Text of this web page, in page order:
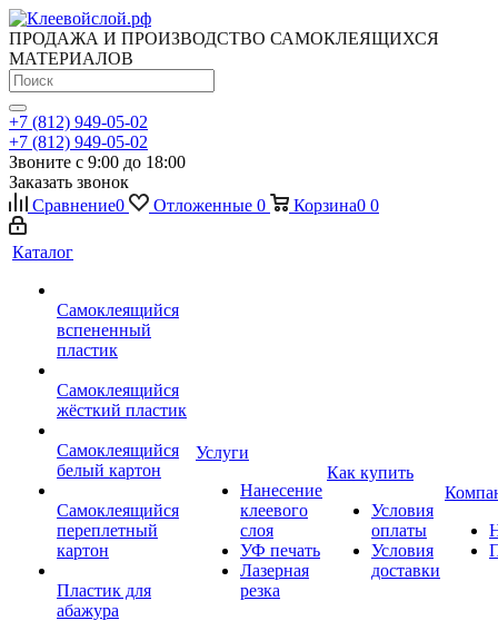
ПРОДАЖА И ПРОИЗВОДСТВО САМОКЛЕЯЩИХСЯ
МАТЕРИАЛОВ
+7 (812) 949-05-02
+7 (812) 949-05-02
Звоните с 9:00 до 18:00
Заказать звонок
Сравнение0 Отложенные 0 Корзина0 0
Каталог
Самоклеящийся
вспененный
пластик
Самоклеящийся
жёсткий пластик
Самоклеящийся
белый картон
Самоклеящийся
переплетный
картон
Пластик для
абажура
Услуги
Нанесение
клеевого
слоя
УФ печать
Лазерная
резка
Как купить
Условия
оплаты
Условия
доставки